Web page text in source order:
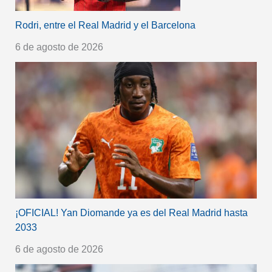
Rodri, entre el Real Madrid y el Barcelona
6 de agosto de 2026
¡OFICIAL! Yan Diomande ya es del Real Madrid hasta
2033
6 de agosto de 2026